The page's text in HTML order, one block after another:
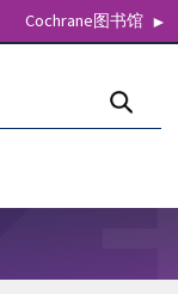
Cochrane图书馆